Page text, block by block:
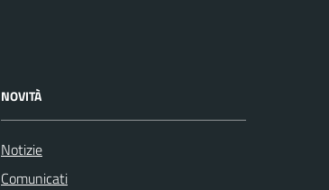
NOVITÀ
Notizie
Comunicati